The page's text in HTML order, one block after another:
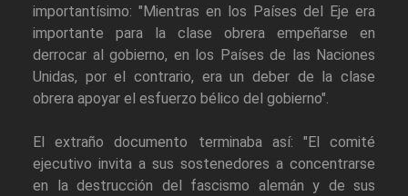
importantísimo: "Mientras en los Países del Eje era
importante para la clase obrera empeñarse en
derrocar al gobierno, en los Países de las Naciones
Unidas, por el contrario, era un deber de la clase
obrera apoyar el esfuerzo bélico del gobierno".
El extraño documento terminaba así: "El comité
ejecutivo invita a sus sostenedores a concentrarse
en la destrucción del fascismo alemán y de sus